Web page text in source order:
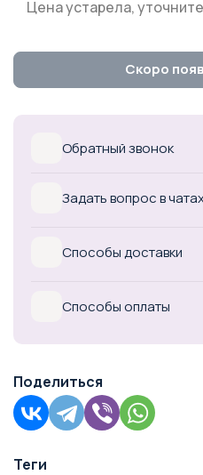
Цена устарела,
Скоро
Обратный звонок
Задать вопрос в
Способы доставки
Способы оплаты
Поделиться
Теги